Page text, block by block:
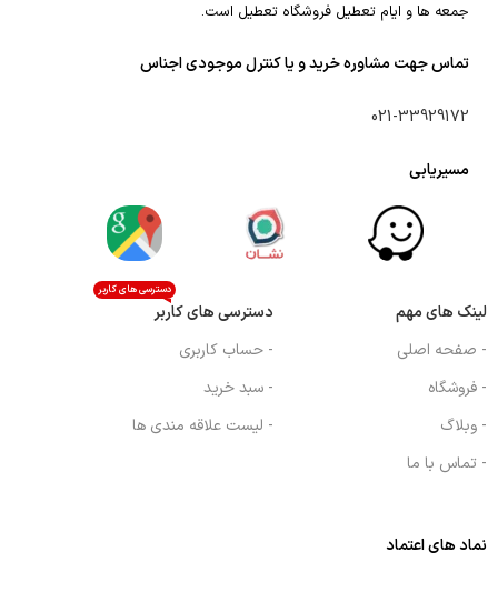
جمعه ها و ایام تعطیل فروشگاه تعطیل است.
تماس جهت مشاوره خرید و یا کنترل موجودی اجناس
021-33929172
مسیریابی
لینک های مهم
- صفحه اصلی
- فروشگاه
- وبلاگ
- تماس با ما
دسترسی های کاربر
دسترسی های کاربر
- حساب کاربری
- سبد خرید
- لیست علاقه مندی ها
نماد های اعتماد